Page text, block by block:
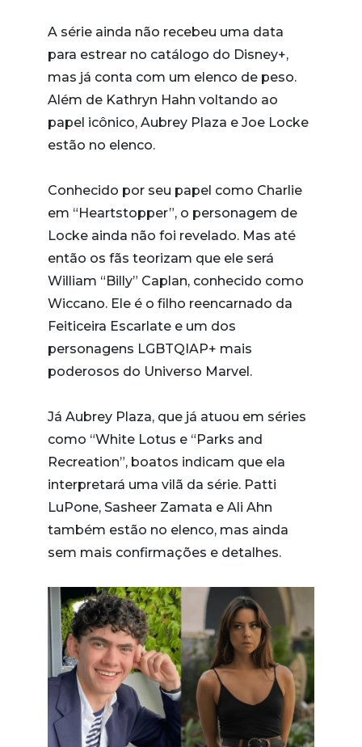
A série ainda não recebeu uma data
para estrear no catálogo do Disney+,
mas já conta com um elenco de peso.
Além de Kathryn Hahn voltando ao
papel icônico, Aubrey Plaza e Joe Locke
estão no elenco.
Conhecido por seu papel como Charlie
em “Heartstopper”, o personagem de
Locke ainda não foi revelado. Mas até
então os fãs teorizam que ele será
William “Billy” Caplan, conhecido como
Wiccano. Ele é o filho reencarnado da
Feiticeira Escarlate e um dos
personagens LGBTQIAP+ mais
poderosos do Universo Marvel.
Já Aubrey Plaza, que já atuou em séries
como “White Lotus e “Parks and
Recreation”, boatos indicam que ela
interpretará uma vilã da série. Patti
LuPone, Sasheer Zamata e Ali Ahn
também estão no elenco, mas ainda
sem mais confirmações e detalhes.